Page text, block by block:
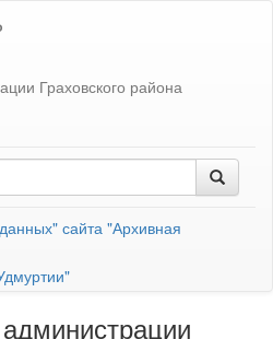
Граховского района
сайта "Архивная